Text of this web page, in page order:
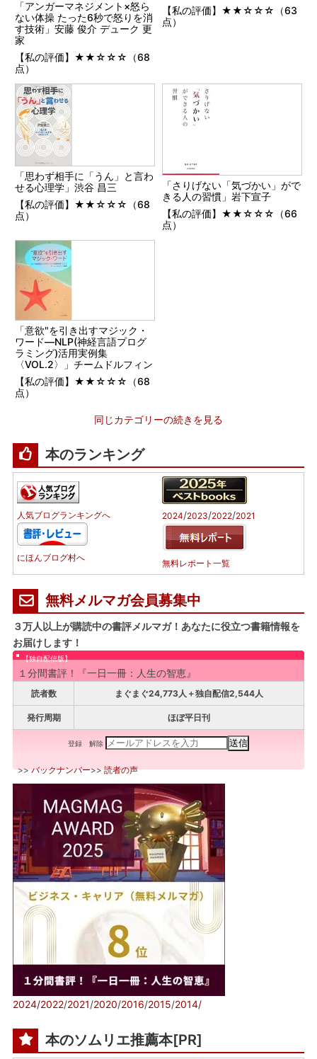
「アンガーマネジメント×怒ら
ない体操 たった6秒で怒りを消
す技術」安藤 俊介 デューク 更
家
【私の評価】★★☆☆☆（68
点）
【私の評価】★★☆☆☆（63
点）
「思わず相手に「うん」と言わ
せる心理学」渋谷 昌三
【私の評価】★★☆☆☆（68
点）
「さりげない「気づかい」がで
きる人の習慣」岩下宣子
【私の評価】★★☆☆☆（66
点）
「意欲"を引き出すマジック・
ワード―NLP(神経言語プログ
ラミング)活用実例集
〈VOL.2〉」チームドルフィン
【私の評価】★★☆☆☆（68
点）
同じカテゴリーの続きを見る
本のランキング
人気ブログランキングへ
にほんブログ村へ
2024/2023/2022/2021
無料レポート一覧
無料メルマガ会員募集中
３万人以上が購読中の書評メルマガ！あなたに役立つ書籍情報を
お届けします！
【独自配信版】
１分間書評！『一日一冊：人生の智恵』
読者数 まぐまぐ24,773人＋独自配信2,544人
発行周期 ほぼ平日刊
登録 解除
>>バックナンバー>>読者の声
2024/2022/2021/2020/2016/2015/2014/
本のソムリエ推薦本[PR]